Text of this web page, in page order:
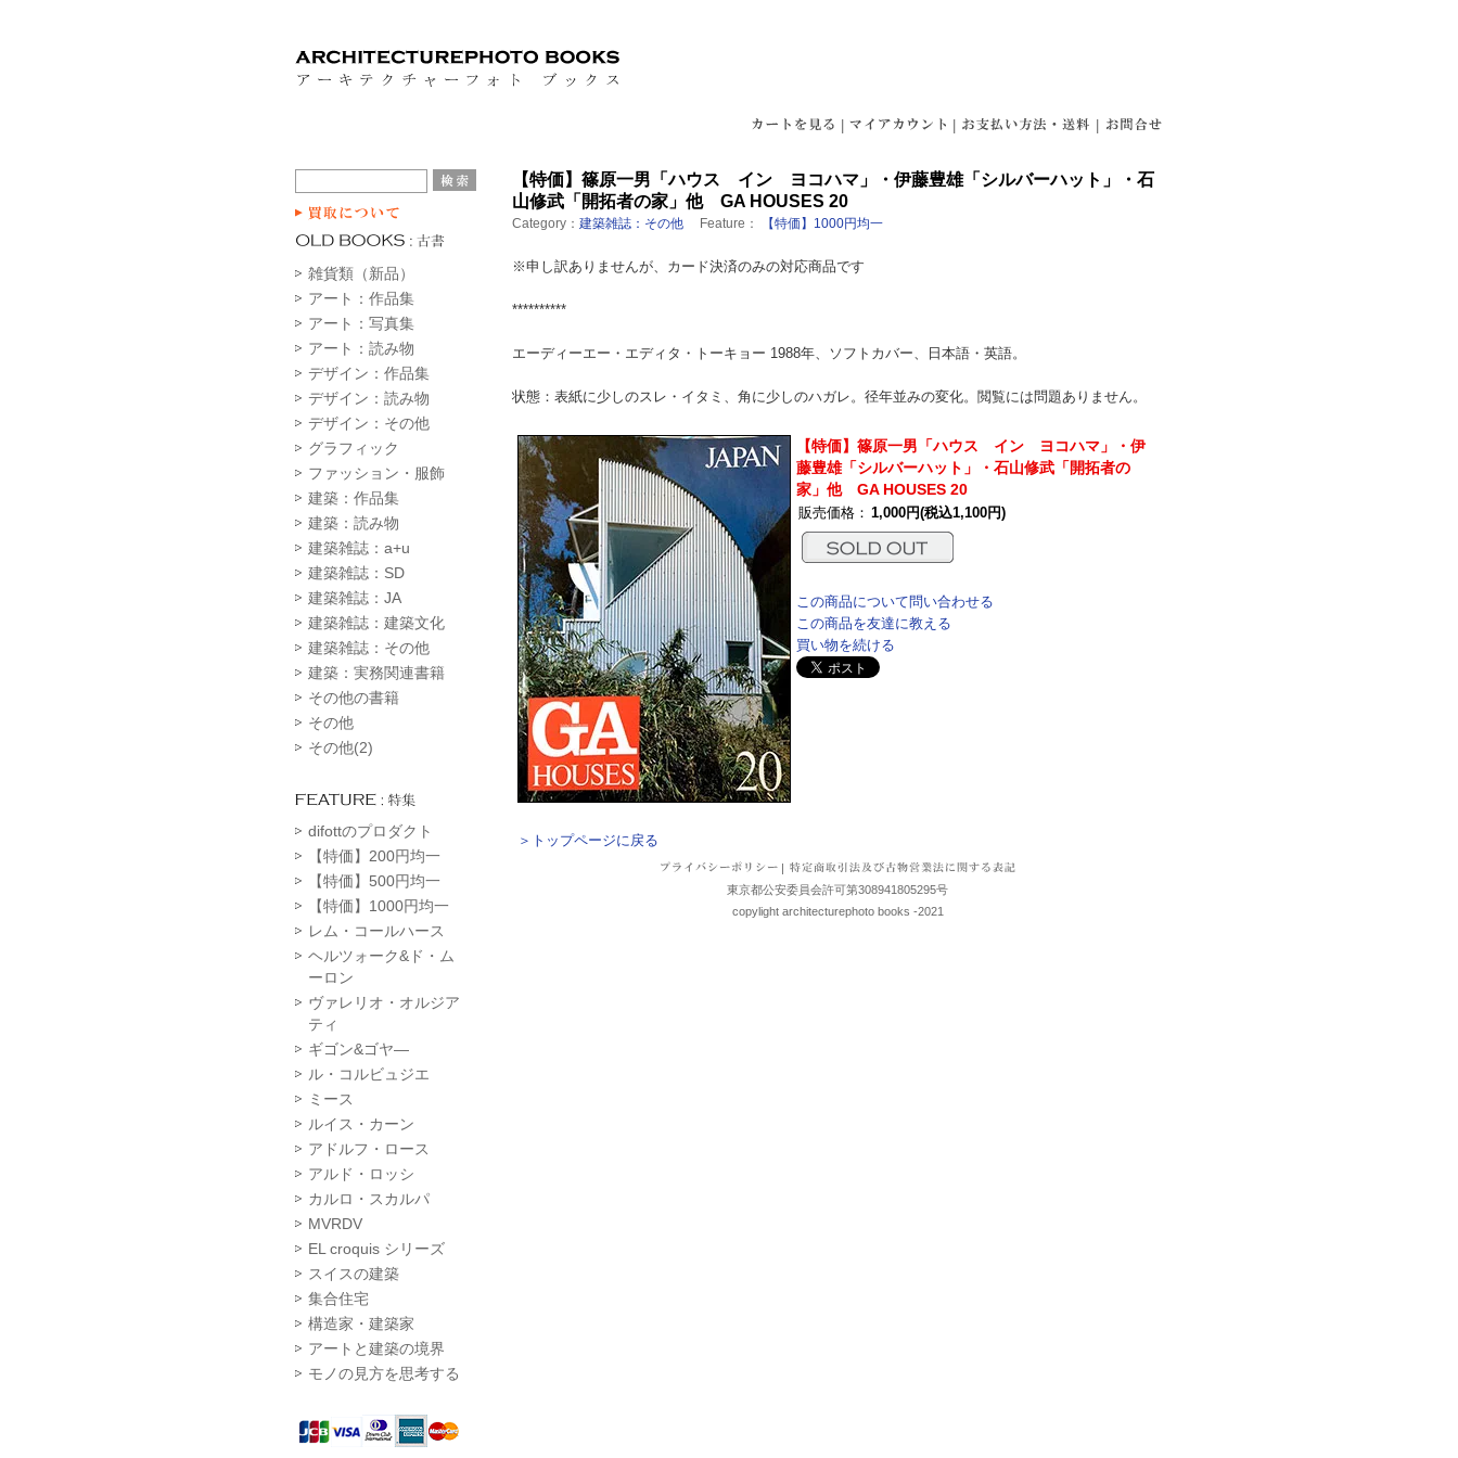
雑貨類（新品）
アート：作品集
アート：写真集
アート：読み物
デザイン：作品集
デザイン：読み物
デザイン：その他
グラフィック
ファッション・服飾
建築：作品集
建築：読み物
建築雑誌：a+u
建築雑誌：SD
建築雑誌：JA
建築雑誌：建築文化
建築雑誌：その他
建築：実務関連書籍
その他の書籍
その他
その他(2)
difottのプロダクト
【特価】200円均一
【特価】500円均一
【特価】1000円均一
レム・コールハース
ヘルツォーク&ド・ム
ーロン
ヴァレリオ・オルジア
ティ
ギゴン&ゴヤ―
ル・コルビュジエ
ミース
ルイス・カーン
アドルフ・ロース
アルド・ロッシ
カルロ・スカルパ
MVRDV
EL croquis シリーズ
スイスの建築
集合住宅
構造家・建築家
アートと建築の境界
モノの見方を思考する
【特価】篠原一男「ハウス イン ヨコハマ」・伊藤豊雄「シルバーハット」・石
山修武「開拓者の家」他 GA HOUSES 20
Category： 建築雑誌：その他 Feature： 【特価】1000円均一
※申し訳ありませんが、カード決済のみの対応商品です
**********
エーディーエー・エディタ・トーキョー 1988年、ソフトカバー、日本語・英語。
状態：表紙に少しのスレ・イタミ、角に少しのハガレ。径年並みの変化。閲覧には問題ありません。
【特価】篠原一男「ハウス イン ヨコハマ」・伊
藤豊雄「シルバーハット」・石山修武「開拓者の
家」他 GA HOUSES 20
販売価格： 1,000円(税込1,100円)
この商品について問い合わせる
この商品を友達に教える
買い物を続ける
＞トップページに戻る
|
東京都公安委員会許可第308941805295号
copylight architecturephoto books -2021